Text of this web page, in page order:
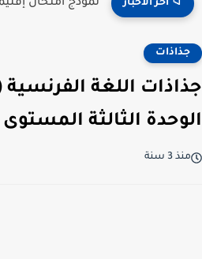
📁 آخر الأخبار
جذاذات
الوحدة الثالثة المستوى الثالث
منذ 3 سنة